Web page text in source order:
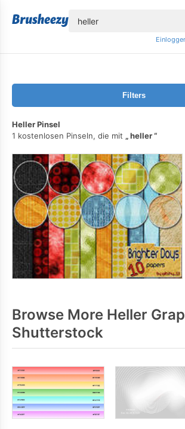
Filters
Heller Pinsel
1 kostenlosen Pinseln, die mit
heller
Browse More Heller
Shutterstock